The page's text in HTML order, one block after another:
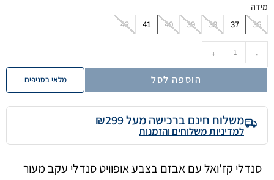
מידה
36
37
38
39
40
41
42
-
+
הוספה לסל מלאי בסניפים
משלוח חינם ברכישה מעל ₪299
למדיניות משלוחים והזמנות
סנדלי קז'ואל עם אבזם בצבע אופוויט סנדלי עקב מעור